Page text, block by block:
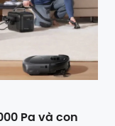
Pa và con